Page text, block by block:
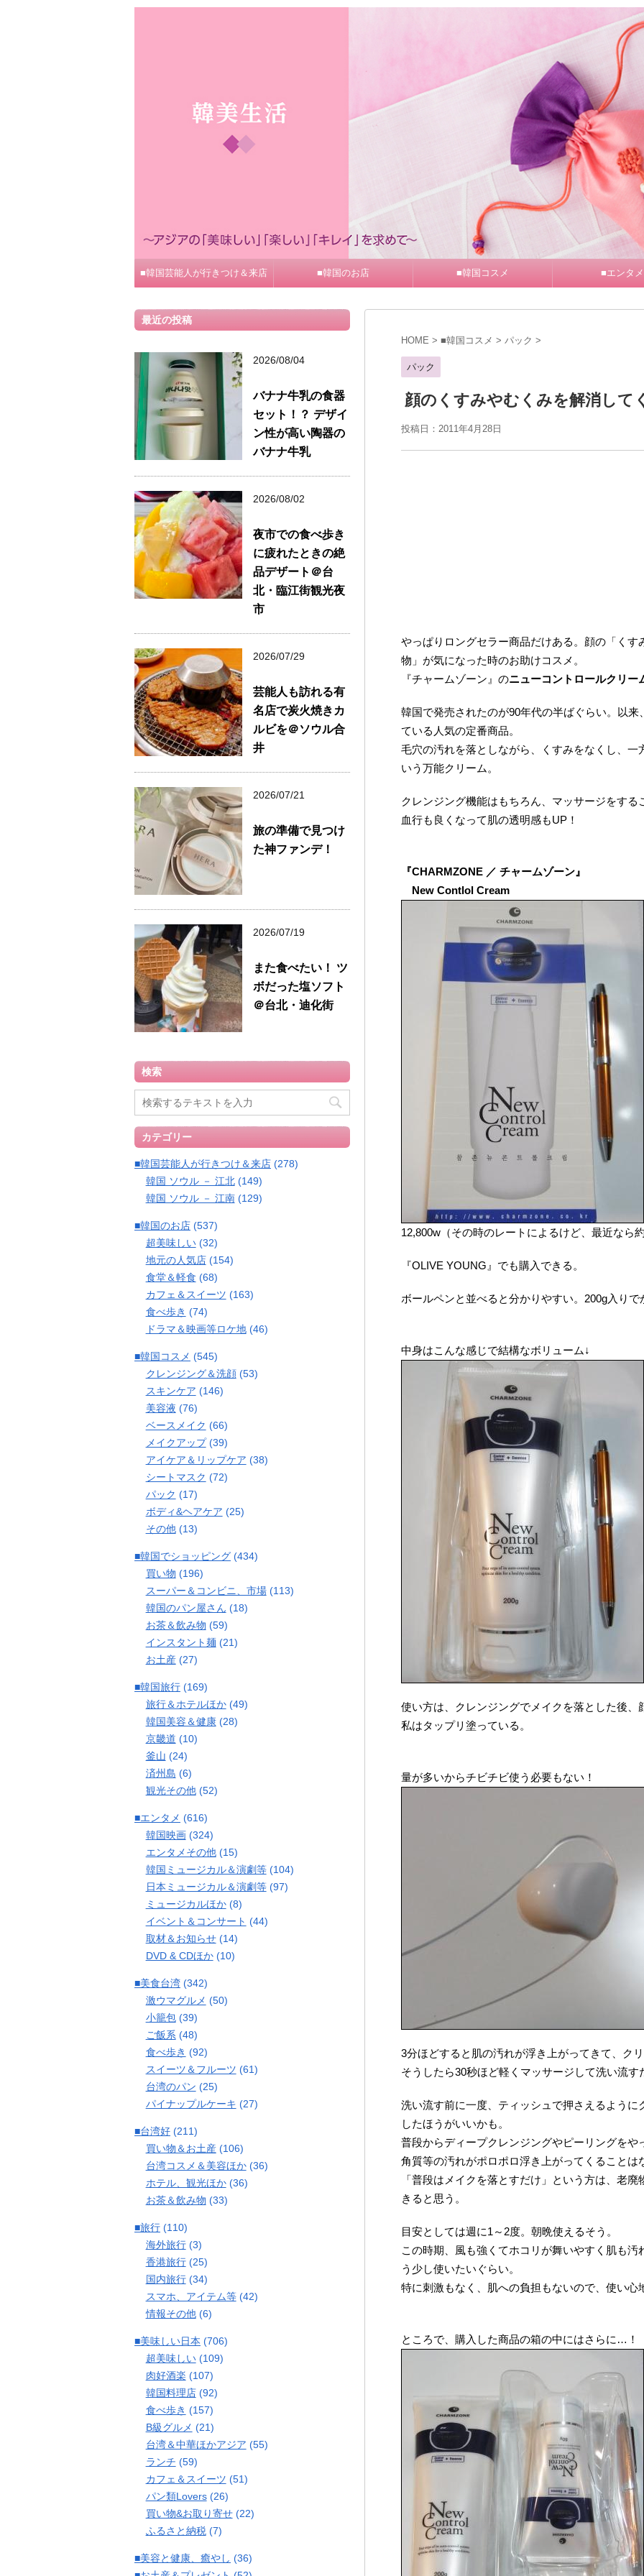
■韓国芸能人が行きつけ＆来店 ■韓国のお店 ■韓国コスメ ■エンタメ
HOME > ■韓国コスメ > パック >
パック
顔のくすみやむくみを解消して
投稿日：2011年4月28日
やっぱりロングセラー商品だけある。顔の「くす
物」が気になった時のお助けコスメ。
『チャームゾーン』のニューコントロールクリー
韓国で発売されたのが90年代の半ばぐらい。以
ている人気の定番商品。
毛穴の汚れを落としながら、くすみをなくし、一
いう万能クリーム。
クレンジング機能はもちろん、マッサージをする
血行も良くなって肌の透明感もUP！
『CHARMZONE ／ チャームゾーン』
New Contlol Cream
12,800w（その時のレートによるけど、最近なら約
『OLIVE YOUNG』でも購入できる。
ボールペンと並べると分かりやすい。200g入りで
中身はこんな感じで結構なボリューム↓
使い方は、クレンジングでメイクを落とした後、
私はタップリ塗っている。
量が多いからチビチビ使う必要もない！
3分ほどすると肌の汚れが浮き上がってきて、ク
そうしたら30秒ほど軽くマッサージして洗い流す
洗い流す前に一度、ティッシュで押さえるように
したほうがいいかも。
普段からディープクレンジングやピーリングをや
角質等の汚れがポロポロ浮き上がってくることは
「普段はメイクを落とすだけ」という方は、老
きると思う。
目安としては週に1～2度。朝晩使えるそう。
この時期、風も強くてホコリが舞いやすく肌も汚
う少し使いたいぐらい。
特に刺激もなく、肌への負担もないので、使い心
ところで、購入した商品の箱の中にはさらに…！
最近の投稿
2026/08/04
バナナ牛乳の食器
セット！？ デザイ
ン性が高い陶器の
バナナ牛乳
2026/08/02
夜市での食べ歩き
に疲れたときの絶
品デザート＠台
北・臨江街観光夜
市
2026/07/29
芸能人も訪れる有
名店で炭火焼きカ
ルビを＠ソウル合
井
2026/07/21
旅の準備で見つけ
た神ファンデ！
2026/07/19
また食べたい！ ツ
ボだった塩ソフト
＠台北・迪化街
検索
カテゴリー
■韓国芸能人が行きつけ＆来店 (278)
韓国 ソウル － 江北(149)
韓国 ソウル － 江南(129)
■韓国のお店 (537)
超美味しい(32)
地元の人気店(154)
食堂＆軽食 (68)
カフェ＆スイーツ (163)
食べ歩き (74)
ドラマ＆映画等ロケ地(46)
■韓国コスメ (545)
クレンジング＆洗顔(53)
スキンケア (146)
美容液 (76)
ベースメイク (66)
メイクアップ(39)
アイケア＆リップケア (38)
シートマスク (72)
パック (17)
ボディ&ヘアケア (25)
その他(13)
■韓国でショッピング (434)
買い物 (196)
スーパー＆コンビニ、市場(113)
韓国のパン屋さん (18)
お茶＆飲み物 (59)
インスタント麺(21)
お土産(27)
■韓国旅行 (169)
旅行＆ホテルほか(49)
韓国美容＆健康(28)
京畿道 (10)
釜山 (24)
済州島 (6)
観光その他(52)
■エンタメ (616)
韓国映画(324)
エンタメその他(15)
韓国ミュージカル＆演劇等(104)
日本ミュージカル＆演劇等(97)
ミュージカルほか(8)
イベント＆コンサート (44)
取材＆お知らせ(14)
DVD & CDほか(10)
■美食台湾 (342)
激ウマグルメ (50)
小籠包(39)
ご飯系 (48)
食べ歩き (92)
スイーツ＆フルーツ (61)
台湾のパン (25)
パイナップルケーキ (27)
■台湾好 (211)
買い物＆お土産(106)
台湾コスメ＆美容ほか(36)
ホテル、観光ほか(36)
お茶＆飲み物 (33)
■旅行 (110)
海外旅行(3)
香港旅行(25)
国内旅行(34)
スマホ、アイテム等(42)
情報その他(6)
■美味しい日本 (706)
超美味しい(109)
肉好酒楽 (107)
韓国料理店(92)
食べ歩き (157)
B級グルメ (21)
台湾＆中華ほかアジア (55)
ランチ (59)
カフェ＆スイーツ (51)
パン類Lovers(26)
買い物&お取り寄せ(22)
ふるさと納税(7)
■美容と健康、癒やし (36)